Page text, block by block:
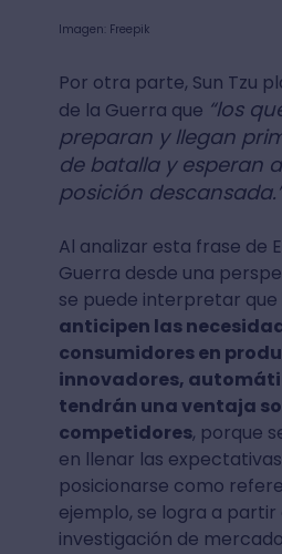
Imagen: Freepik
Por otra parte, Sun Tzu
de la Guerra que “los
preparan y llegan
de batalla y esperan
posición
Al analizar esta frase de
Guerra desde una
se puede interpretar que
anticipen las
consumidores en
innovadores,
tendrán una ventaja
competidores, porque
en llenar las
posicionarse como
ejemplo, se logra a partir
investigación de